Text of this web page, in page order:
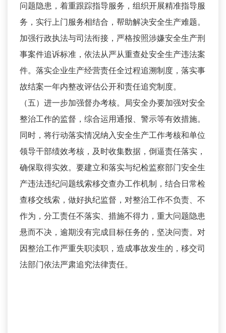
问题隐患，着重跟踪指导服务，组织开展精准指导服
务，实行上门服务相结合，帮助解决安全生产难题。
加强行政执法与司法衔接，严格按照涉嫌安全生产刑
事案件追诉标准，依法从严从重查处安全生产违法案
件。落实企业生产经营责任全过程追溯制度，落实事
故结案一年内整改评估公开和责任追究制度。
（五）进一步加强督办考核。局安全办要加强对安全
整治工作的监督，综合运用通报、警示等有效措施。
同时，将行动落实情况纳入安全生产工作考核和单位
领导干部绩效考核，及时收集数据，倒逼责任落实，
确保取得实效。要建立和落实与纪检监察部门安全生
产违法违纪问题线索移交查办工作机制，结合日常检
查移交线索，做好执纪监督，对整治工作不负责、不
作为，分工责任不落实、措施不得力，重大问题隐患
悬而不决，逾期没有完成目标任务的，坚决问责。对
因整治工作严重失职渎职，造成事故发生的，移交司
法部门依法严肃追究法律责任。